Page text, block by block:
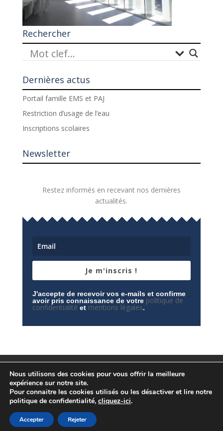
Rechercher
Dernières actus
Portail famille EMS et PAJ
Restriction d’usage de l’eau
Inscriptions scolaires
Newsletter
Restez informés en recevant nos dernières
actualités.
Je m'inscris !
J'accepte de recevoir vos e-mails et confirme
avoir pris connaissance de votre politique de
confidentialité et mentions légales.
Espace privé
Politique de confidentialité
© Conception
Nous utilisons des cookies pour vous offrir la meilleure
expérience sur notre site.
Pour connaitre les cookies utilisés ou les désactiver et lire notre
politique de confidentialité, cliquez-ici.
Accepter Rejeter